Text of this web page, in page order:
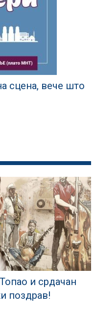
сцена, вече што
и срдачан
поздрав!